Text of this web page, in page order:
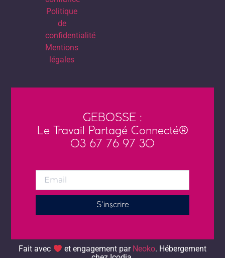
Politique
de
confidentialité
Mentions
légales
GEBOSSE :
Le Travail Partagé Connecté®
03 67 76 97 30
S'inscrire
Fait avec et engagement par Neoko. Hébergement